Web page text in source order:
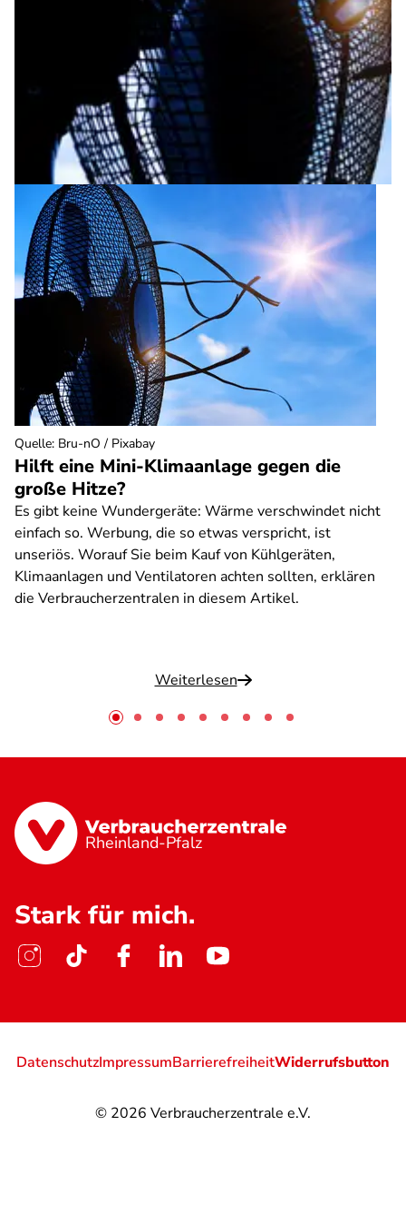
Hilft eine Mini-Klimaanlage gegen die
große Hitze?
Es gibt keine Wundergeräte: Wärme verschwindet nicht
einfach so. Werbung, die so etwas verspricht, ist
unseriös. Worauf Sie beim Kauf von Kühlgeräten,
Klimaanlagen und Ventilatoren achten sollten, erklären
die Verbraucherzentralen in diesem Artikel.
Weiterlesen
Quelle: Bru-nO / Pixabay
Rheinland-Pfalz
Stark für mich.
© 2026 Verbraucherzentrale e.V.
DatenschutzImpressumBarrierefreiheitWiderrufsbutton